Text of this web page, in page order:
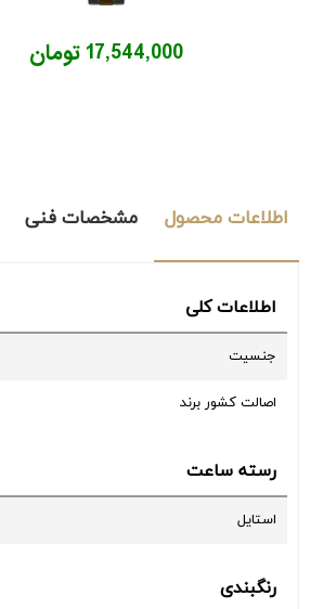
17,544,000 تومان
اطلاعات محصول مشخصات فنی
اطلاعات کلی
جنسیت
اصالت کشور برند
رسته ساعت
استایل
رنگبندی